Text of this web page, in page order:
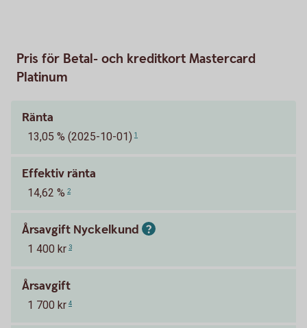
Pris för Betal- och kreditkort Mastercard
Platinum
Ränta
13,05 % (2025-10-01) 1
Effektiv ränta
14,62 % 2
Årsavgift Nyckelkund
1 400 kr 3
Årsavgift
1 700 kr 4